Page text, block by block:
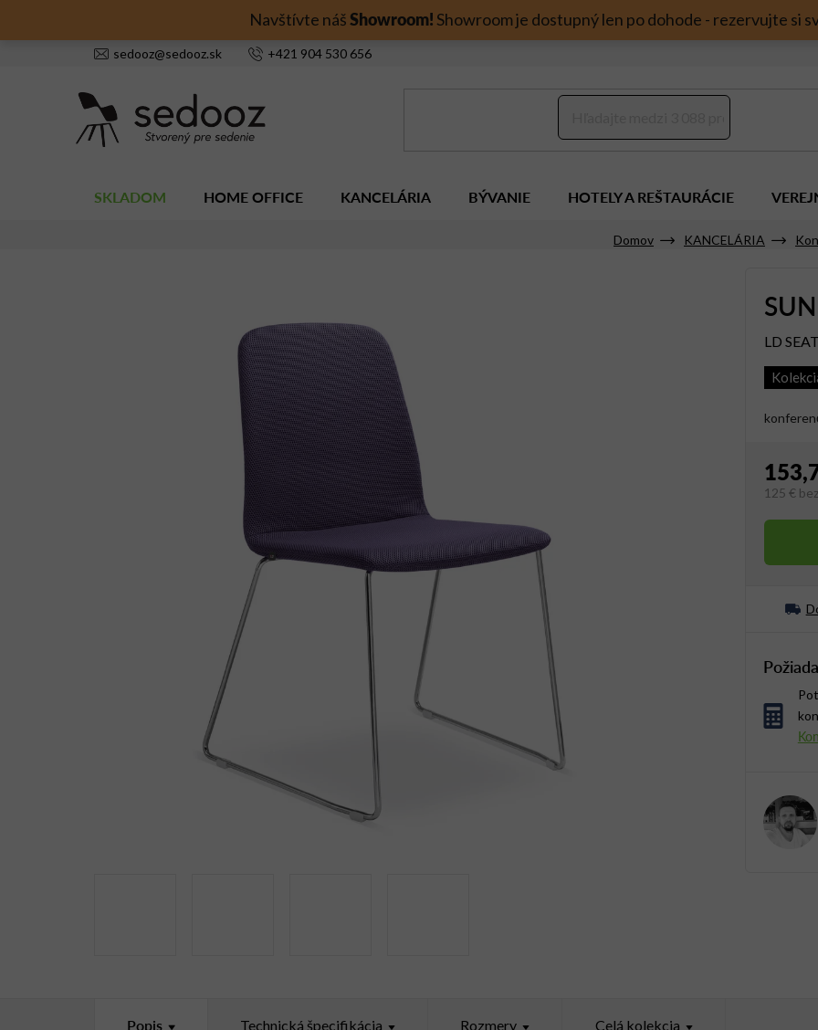
Navštívte nášShowroom!Showroom je dostupný len po dohode - rezervujte si
sedooz@sedooz.sk +421 904 530 656
SKLADOM HOME OFFICE KANCELÁRIA BÝVANIE HOTELY A REŠTAURÁCIE
Domov KANCELÁRIA
LD
125 €
Popis Technická špecifikácia Rozmery Celá kolekcia